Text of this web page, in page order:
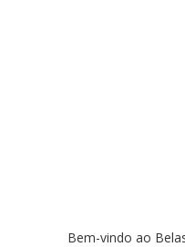
Bem-vindo ao